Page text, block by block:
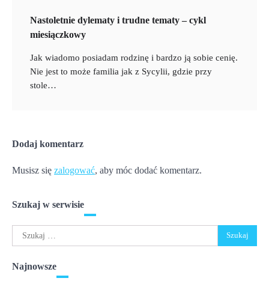
Nastoletnie dylematy i trudne tematy – cykl
miesiączkowy
Jak wiadomo posiadam rodzinę i bardzo ją sobie cenię.
Nie jest to może familia jak z Sycylii, gdzie przy
stole…
Dodaj komentarz
Musisz się zalogować, aby móc dodać komentarz.
Szukaj w serwisie
Szukaj:
Najnowsze